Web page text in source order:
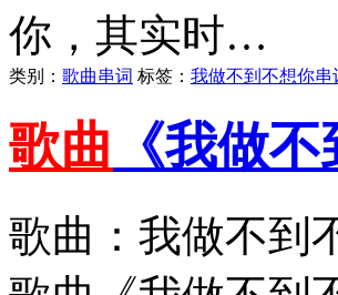
你，其实时…
类别： 歌曲串词 标签： 我做不到不想你串
歌曲 《我做
歌曲：我做不到